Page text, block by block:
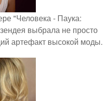
"Человека - Паука:
выбрала не просто
артефакт высокой моды.